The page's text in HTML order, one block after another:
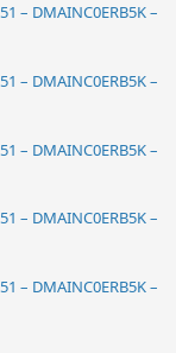
– DMAINC0ERB5K –
– DMAINC0ERB5K –
– DMAINC0ERB5K –
– DMAINC0ERB5K –
– DMAINC0ERB5K –